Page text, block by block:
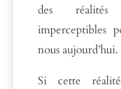
des réalités
imperceptibles
nous aujourd’hui.
Si cette